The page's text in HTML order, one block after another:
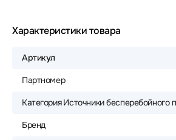
Характеристики товара
Артикул
Партномер
Категория Источники бесперебойного
Бренд